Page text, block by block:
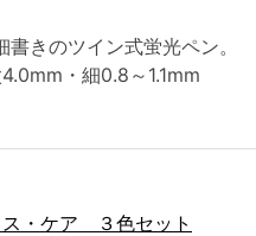
書きのツイン式蛍光ペン。
4.0mm・細0.8～1.1mm
ス・ケア ３色セット